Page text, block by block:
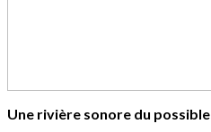
Une rivière sonore du possible